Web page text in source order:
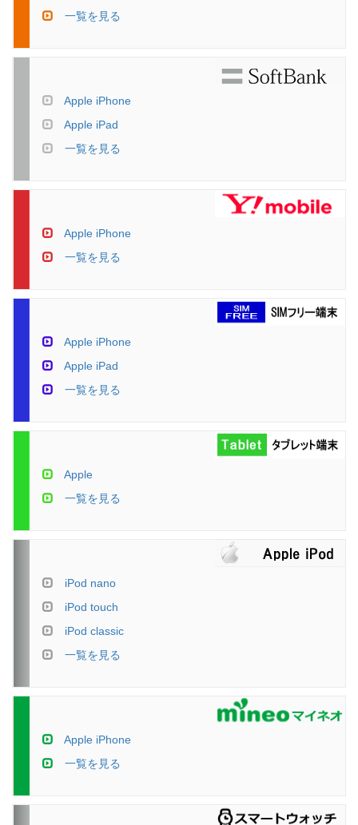
一覧を見る
Apple iPhone
Apple iPad
一覧を見る
Apple iPhone
一覧を見る
Apple iPhone
Apple iPad
一覧を見る
Apple
一覧を見る
iPod nano
iPod touch
iPod classic
一覧を見る
Apple iPhone
一覧を見る